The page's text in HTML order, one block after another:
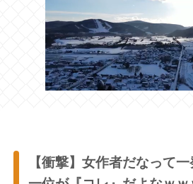
【衝撃】女作者だなって